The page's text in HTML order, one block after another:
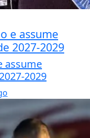
e assume
2027-2029
assume
2029